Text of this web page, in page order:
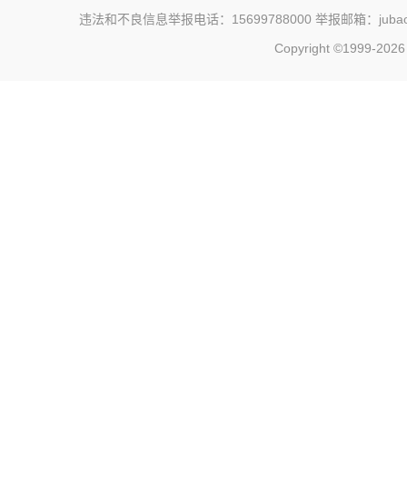
违法和不良信息举报电话：15699788000 举报邮箱：
Copyright ©1999-